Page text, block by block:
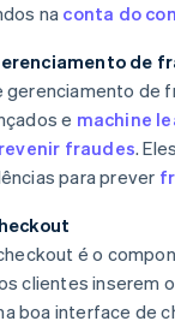
na conta do
de
gerenciamento de
e machine
fraudes.
para prever
é o
clientes inserem
boa interface de